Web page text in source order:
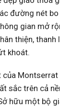
đường nét
gian mở
thiện,
khoát.
sắc trên cả
hữu một bộ